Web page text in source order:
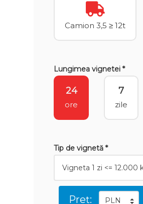
Camion 3,5 ≥ 12t
Lungimea vignetei *
24
ore
7
zile
Tip de vignetă *
Preț: